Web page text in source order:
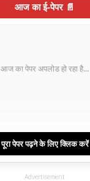
आज का ई-पेपर 📄
आज का पेपर अपलोड हो रहा है...
पूरा पेपर पढ़ने के लिए क्लिक करें
Advertisement